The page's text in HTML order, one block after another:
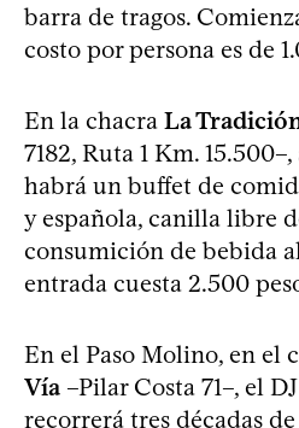
barra de tragos.
costo por persona es de
En la chacra La
7182, Ruta 1 Km.
habrá un buffet de
y española, canilla libre
consumición de bebida
entrada cuesta 2.500
En el Paso Molino, en el
Vía –Pilar Costa 71–, el
recorrerá tres décadas